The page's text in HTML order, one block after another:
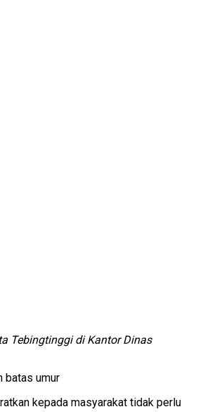
Tebingtinggi di Kantor Dinas
batas umur
kepada masyarakat tidak perlu